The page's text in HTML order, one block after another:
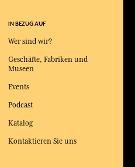
IN BEZUG AUF
Wer sind wir?
Geschäfte, Fabriken und
Museen
Events
Podcast
Katalog
Kontaktieren Sie uns